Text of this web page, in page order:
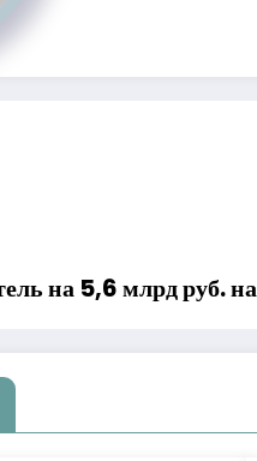
на 5,6 млрд руб.